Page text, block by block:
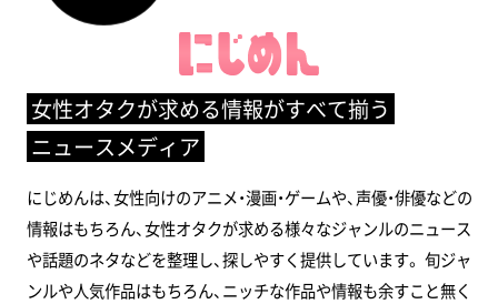
女性オタクが求める情報がすべて揃う
ニュースメディア
にじめんは、女性向けのアニメ・漫画・ゲームや、声優・俳優などの
情報はもちろん、女性オタクが求める様々なジャンルのニュース
や話題のネタなどを整理し、探しやすく提供しています。 旬ジャ
ンルや人気作品はもちろん、ニッチな作品や情報も余すこと無く